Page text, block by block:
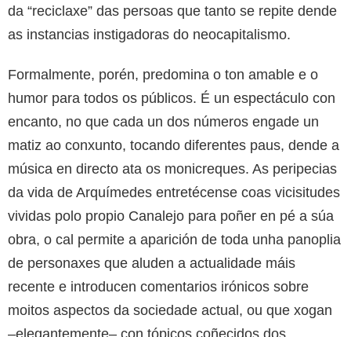
da “reciclaxe” das persoas que tanto se repite dende
as instancias instigadoras do neocapitalismo.
Formalmente, porén, predomina o ton amable e o
humor para todos os públicos. É un espectáculo con
encanto, no que cada un dos números engade un
matiz ao conxunto, tocando diferentes paus, dende a
música en directo ata os monicreques. As peripecias
da vida de Arquímedes entretécense coas vicisitudes
vividas polo propio Canalejo para poñer en pé a súa
obra, o cal permite a aparición de toda unha panoplia
de personaxes que aluden a actualidade máis
recente e introducen comentarios irónicos sobre
moitos aspectos da sociedade actual, ou que xogan
–elegantemente– con tópicos coñecidos dos